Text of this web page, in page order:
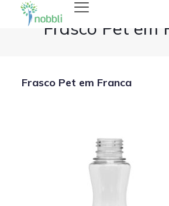
Frasco Pet em
Frasco Pet em Franca